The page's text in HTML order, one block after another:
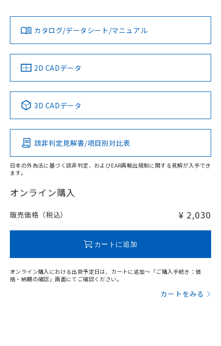
ダウンロードデータをご利用いただく前に、以下を必ずお読
みください。
ソフトウェアの使用条件
対応済み
中国 RoHS 注意事項・凡例
Pb Hg Cd Cr(VI)
O
在庫等で未対応品が混在する可能性があります。
問い合わせください。
カタログ/データシート/マニュアル
2D CADデータ
3D CADデータ
該非判定見解書/項目別対比表
日本の外為法に基づく該非判定、およびEAR再輸出規制に関する見解が入手でき
ます。
オンライン購入
販売価格（税込） ¥ 2,030
カートに追加
オンライン購入における出荷予定日は、カートに追加～「ご購入手続き：価
格・納期の確認」画面にてご確認ください。
カートをみる